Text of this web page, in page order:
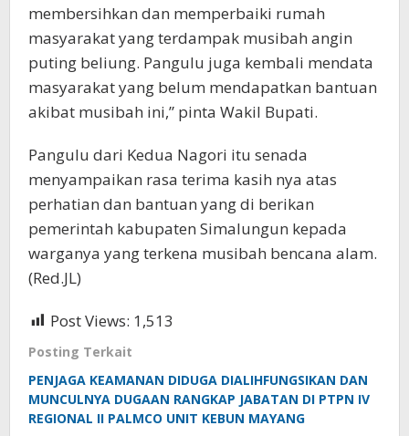
membersihkan dan memperbaiki rumah
masyarakat yang terdampak musibah angin
puting beliung. Pangulu juga kembali mendata
masyarakat yang belum mendapatkan bantuan
akibat musibah ini,” pinta Wakil Bupati.
Pangulu dari Kedua Nagori itu senada
menyampaikan rasa terima kasih nya atas
perhatian dan bantuan yang di berikan
pemerintah kabupaten Simalungun kepada
warganya yang terkena musibah bencana alam.
(Red.JL)
Post Views: 1,513
Posting Terkait
PENJAGA KEAMANAN DIDUGA DIALIHFUNGSIKAN DAN
MUNCULNYA DUGAAN RANGKAP JABATAN DI PTPN IV
REGIONAL II PALMCO UNIT KEBUN MAYANG